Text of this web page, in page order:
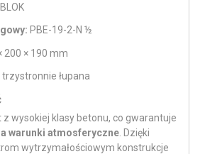
PBE-19-2-N ½
200 × 190 mm
trzystronnie łupana
wysokiej klasy betonu, co gwarantuje
warunki atmosferyczne . Dzięki
wytrzymałościowym konstrukcje